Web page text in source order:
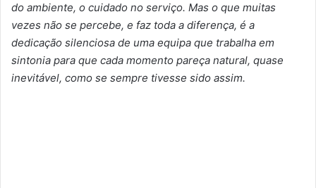
do ambiente, o cuidado no serviço. Mas o que muitas
vezes não se percebe, e faz toda a diferença, é a
dedicação silenciosa de uma equipa que trabalha em
sintonia para que cada momento pareça natural, quase
inevitável, como se sempre tivesse sido assim.